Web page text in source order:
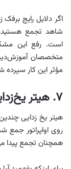
اگر دلایل رایج
شاهد تجمع
است. رفع این
متخصصان
مؤثر این کار سپرده
۷. هیتر یخ‌زدایی خراب
هیتر یخ زدایی
روی اواپراتور
همچنان تجمع پیدا